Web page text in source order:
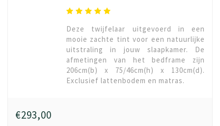
Deze twijfelaar uitgevoerd in een
mooie zachte tint voor een natuurlijke
uitstraling in jouw slaapkamer. De
afmetingen van het bedframe zijn
206cm(b) x 75/46cm(h) x 130cm(d).
Exclusief lattenbodem en matras.
€293,00